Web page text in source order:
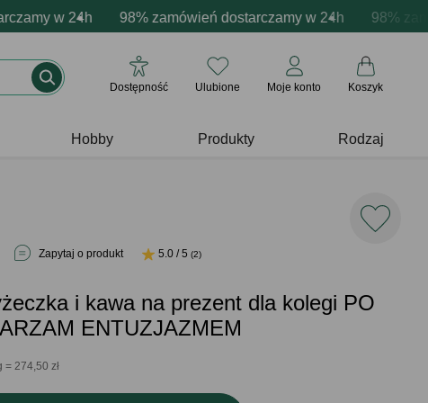
w 24h 98% zamówień dostarczamy w 24h 98%
produktów Profesjonalna i darmowa personalizacja
emocje - zawsze udane prezenty Prezentujemy
Dostępność Ulubione Moje konto Koszyk
Hobby Produkty Rodzaj
Zapytaj o produkt 5.0 / 5(2)
i kawa na prezent dla kolegi PO
ENTUZJAZMEM
= 274,50 zł